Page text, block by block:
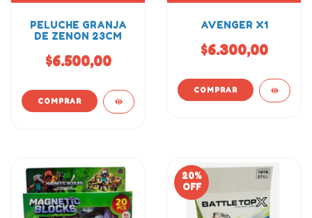
PELUCHE GRANJA
DE ZENON 23CM
$6.500,00
AVENGER X1
$6.300,00
20%
OFF